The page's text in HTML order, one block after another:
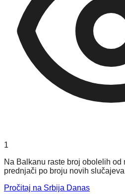
1
Na Balkanu raste broj obolelih
prednjači po broju novih
Pročitaj na Srbija Danas